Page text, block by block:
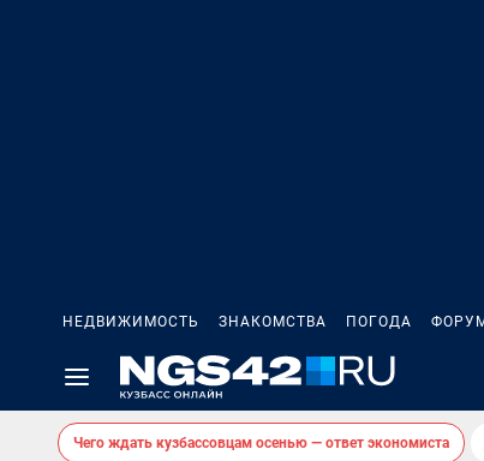
НЕДВИЖИМОСТЬ ЗНАКОМСТВА ПОГОДА
Чего ждать кузбассовцам осенью — ответ экономиста